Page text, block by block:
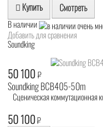
Купить Смотреть
В наличии
Добавить для сравнения
Soundking
50 100₽
Soundking BCB405-50m
Сценическая коммутационная
50 100₽